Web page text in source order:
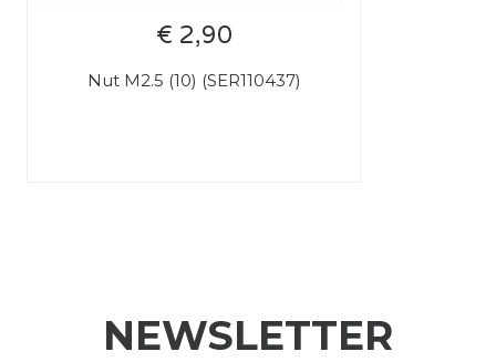
€ 2,90
Nut M2.5 (10) (SER110437)
NEWSLETTER